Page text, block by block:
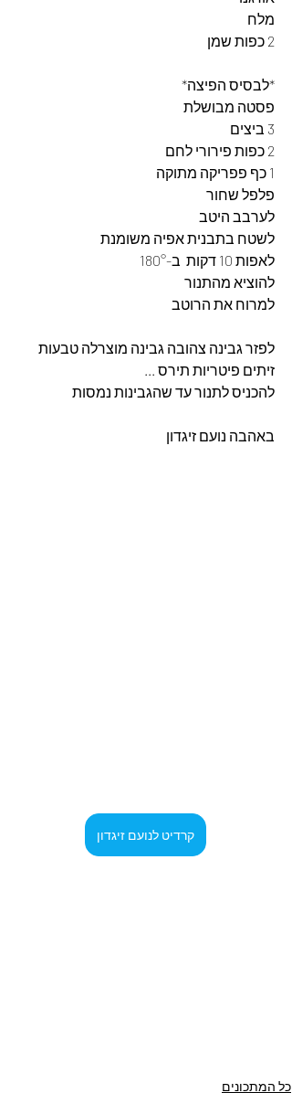
מלח
2 כפות שמן
*לבסיס הפיצה*
פסטה מבושלת
3 ביצים
2 כפות פירורי לחם
1 כף פפריקה מתוקה
פלפל שחור
לערבב היטב
לשטח בתבנית אפיה משומנת
לאפות 10 דקות  ב-180°
להוציא מהתנור
למרוח את הרוטב
לפזר גבינה צהובה גבינה מוצרלה טבעות
זיתים פיטריות תירס ...
להכניס לתנור עד שהגבינות נמסות
באהבה נועם זיגדון
קרדיט לנועם זיגדון
כל המתכונים